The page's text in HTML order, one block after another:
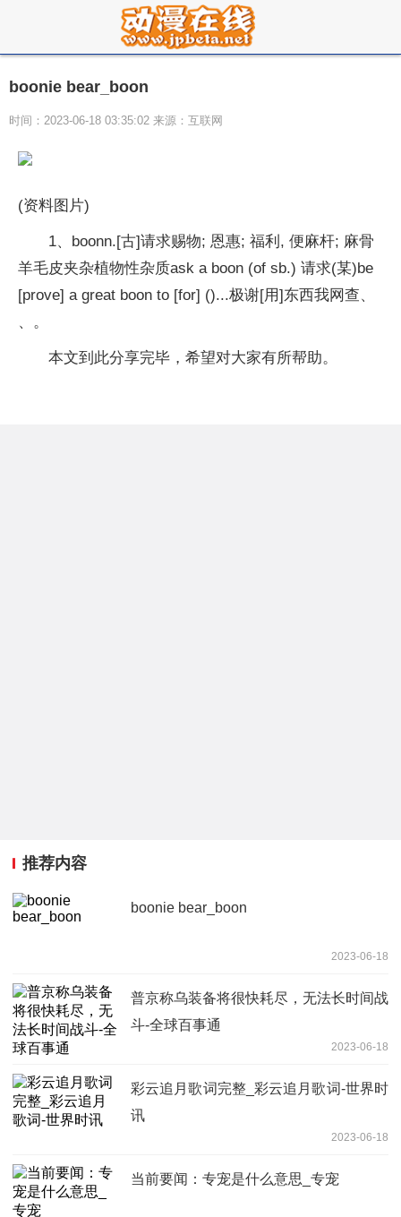
boonie bear_boon
时间：2023-06-18 03:35:02 来源：互联网
(资料图片)
1、boonn.[古]请求赐物; 恩惠; 福利, 便麻杆; 麻骨
羊毛皮夹杂植物性杂质ask a boon (of sb.) 请求(某)be
[prove] a great boon to [for] ()...极谢[用]东西我网查、
、。
本文到此分享完毕，希望对大家有所帮助。
推荐内容
boonie bear_boon
2023-06-18
普京称乌装备将很快耗尽，无法长时间战
斗-全球百事通
2023-06-18
彩云追月歌词完整_彩云追月歌词-世界时
讯
2023-06-18
当前要闻：专宠是什么意思_专宠